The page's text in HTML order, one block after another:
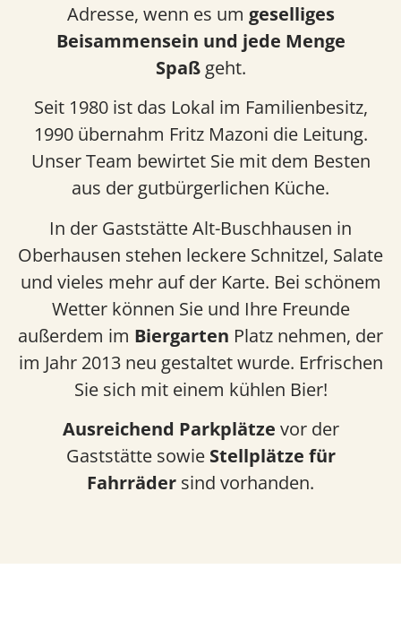
Adresse, wenn es um geselliges
Beisammensein und jede Menge
Spaßgeht.
Seit 1980 ist das Lokal im Familienbesitz,
1990 übernahm Fritz Mazoni die Leitung.
Unser Team bewirtet Sie mit dem Besten
aus der gutbürgerlichen Küche.
In der Gaststätte Alt-Buschhausen in
Oberhausen stehen leckere Schnitzel, Salate
und vieles mehr auf der Karte. Bei schönem
Wetter können Sie und Ihre Freunde
außerdem im Biergarten Platz nehmen, der
im Jahr 2013 neu gestaltet wurde. Erfrischen
Sie sich mit einem kühlen Bier!
Ausreichend Parkplätze vor der
Gaststätte sowie Stellplätze für
Fahrräder sind vorhanden.